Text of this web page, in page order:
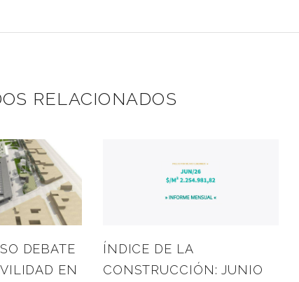
RELACIONADOS
DEBATE
EN
ÍNDICE DE LA
CONSTRUCCIÓN: JUNIO